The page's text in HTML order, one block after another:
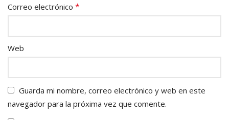
Correo electrónico *
Web
Guarda mi nombre, correo electrónico y web en este
navegador para la próxima vez que comente.